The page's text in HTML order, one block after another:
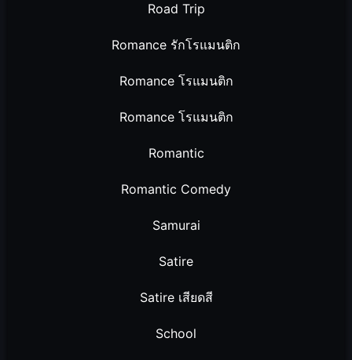
Road Trip
Romance รักโรแมนติก
Romance โรแมนติก
Romance โรแมนติก
Romantic
Romantic Comedy
Samurai
Satire
Satire เสียดสี
School